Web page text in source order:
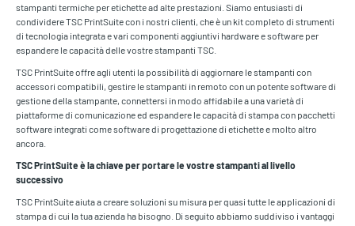
stampanti termiche per etichette ad alte prestazioni. Siamo entusiasti di
condividere TSC PrintSuite con i nostri clienti, che è un kit completo di strumenti
di tecnologia integrata e vari componenti aggiuntivi hardware e software per
espandere le capacità delle vostre stampanti TSC.
TSC PrintSuite offre agli utenti la possibilità di aggiornare le stampanti con
accessori compatibili, gestire le stampanti in remoto con un potente software di
gestione della stampante, connettersi in modo affidabile a una varietà di
piattaforme di comunicazione ed espandere le capacità di stampa con pacchetti
software integrati come software di progettazione di etichette e molto altro
ancora.
TSC PrintSuite è la chiave per portare le vostre stampanti al livello
successivo
TSC PrintSuite aiuta a creare soluzioni su misura per quasi tutte le applicazioni di
stampa di cui la tua azienda ha bisogno. Di seguito abbiamo suddiviso i vantaggi